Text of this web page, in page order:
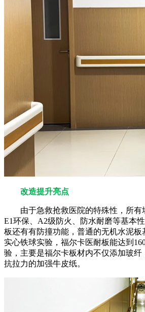
改造提升亮点
由于急救抢救医院的特殊性，所有
E1环保、A2级防火、防水耐磨等基本
板还有有防撞功能，普通的无机水泥
实心铁球实验，福尔卡医耐板能达到
验，主要是福尔卡板材内不仅添加玻纤
抗拉力的加强牛皮纸。